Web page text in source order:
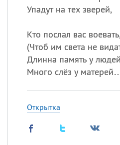
Упадут на тех зверей,
Кто послал вас
(Чтоб им света не
Длинна память у
Много слёз у
Открытка